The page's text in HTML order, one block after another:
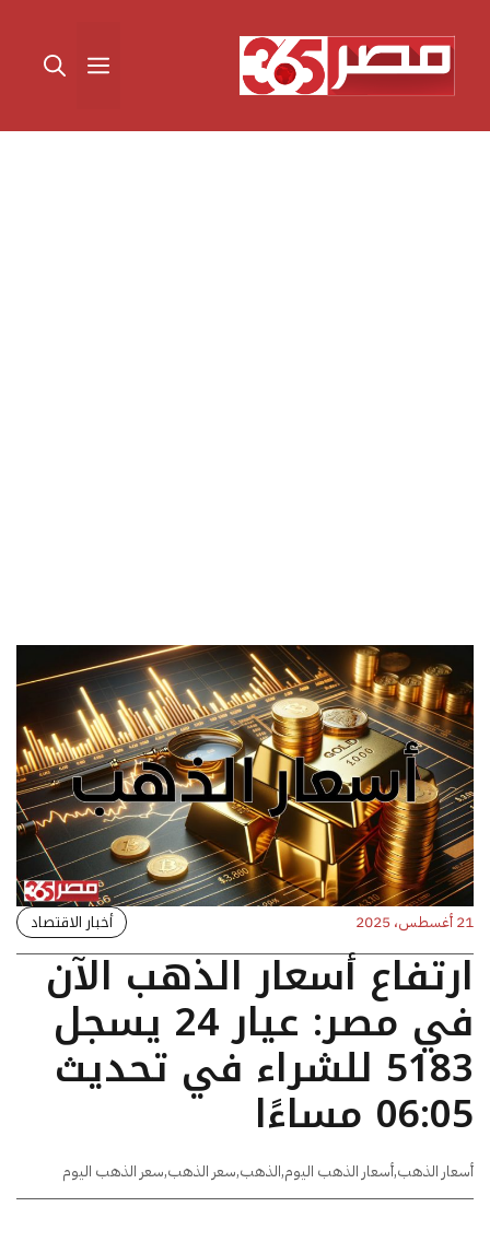
المحتوى القائمة
21 أغسطس، 2025 أخبار الاقتصاد
ارتفاع أسعار الذهب الآن
في مصر: عيار 24 يسجل
5183 للشراء في تحديث
06:05 مساءًا
أسعار الذهب,أسعار الذهب اليوم,الذهب,سعر الذهب,سعر الذهب اليوم